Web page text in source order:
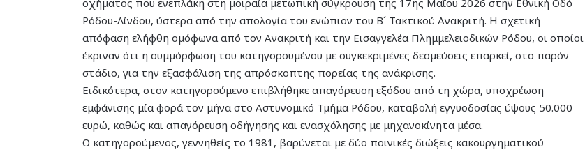
οχήματος που ενεπλάκη στη μοιραία μετωπική σύγκρουση της 17ης Μαΐου 2026 στην Εθνική Οδό
Ρόδου-Λίνδου, ύστερα από την απολογία του ενώπιον του Β´ Τακτικού Ανακριτή. Η σχετική
απόφαση ελήφθη ομόφωνα από τον Ανακριτή και την Εισαγγελέα Πλημμελειοδικών Ρόδου, οι οποίοι
έκριναν ότι η συμμόρφωση του κατηγορουμένου με συγκεκριμένες δεσμεύσεις επαρκεί, στο παρόν
στάδιο, για την εξασφάλιση της απρόσκοπτης πορείας της ανάκρισης.
Ειδικότερα, στον κατηγορούμενο επιβλήθηκε απαγόρευση εξόδου από τη χώρα, υποχρέωση
εμφάνισης μία φορά τον μήνα στο Αστυνομικό Τμήμα Ρόδου, καταβολή εγγυοδοσίας ύψους 50.000
ευρώ, καθώς και απαγόρευση οδήγησης και ενασχόλησης με μηχανοκίνητα μέσα.
Ο κατηγορούμενος, γεννηθείς το 1981, βαρύνεται με δύο ποινικές διώξεις κακουργηματικού